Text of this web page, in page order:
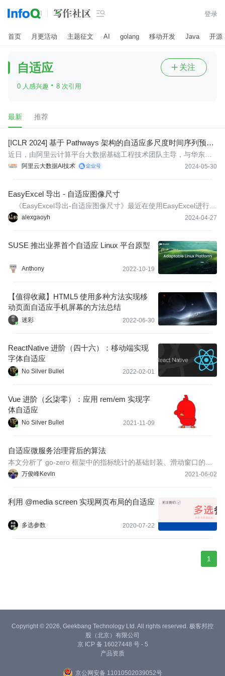
 登录
首页 月更活动 主题征文 AI golang 移动开发 Java 开源
自适应
0 人感兴趣 · 8 次引用
 关注
最新 推荐
[ICLR 2024] 基于 Pathways 架构的自适应多尺度时间序列预测
模型 Pathformer
阿里云大数据AI技术 2024-05-30
近日，由阿里云计算平台大数据基础工程技术团队主导，与华东师
范大学数据科学与工程学院合作的论文《Pathformer: Multi-Scale T
EasyExcel 导出 - 自适应图像尺寸
alexgaoyh 2024-04-27
《EasyExcel导出-自适应图像尺寸》最近在使用EasyExcel进行图
像数据导出的时候，需要在单元格内自适应缩放图像，防止图像被
SUSE 推出业界首个自适应 Linux 平台原型
Anthony 2022-10-19
【值得收藏】HTML5 使用多种方法实现移
动页面自适应手机屏幕的方法总结
迷彩 2022-06-30
ReactNative 进阶（四十六）：移动端实现
字体自适应
No Silver Bullet 2022-02-01
Vue 进阶（幺柒零）：应用 rem/em 实现字
体自适应
No Silver Bullet 2021-11-09
自适应微服务治理背后的算法
万俊峰Kevin 2021-06-02
本文分析了 go-zero 框架中的指标统计的基础封装、滑动窗口的实
现 rollingWindow。 滑动窗口适用于流控中对指标进行计算，同时
利用 @media screen 实现网页布局的自适应
多选参数 2020-07-22
1
Copyright © 2026, Geekbang Technology Ltd. All rights reserved. 极客邦控
股（北京）有限公司
京 ICP 备 16027448 号 - 5
产品资质
京公网安备 11010502039052号